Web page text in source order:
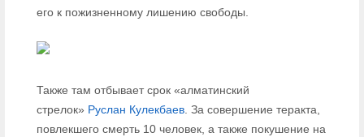
его к пожизненному лишению свободы.
Также там отбывает срок «алматинский
стрелок» Руслан Кулекбаев. За совершение теракта,
повлекшего смерть 10 человек, а также покушение на